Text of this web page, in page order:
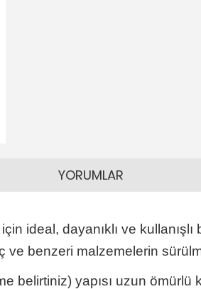
ideal, dayanıklı ve
benzeri malzemelerin
belirtiniz) yapısı uzun ömürlü
YORUMLAR